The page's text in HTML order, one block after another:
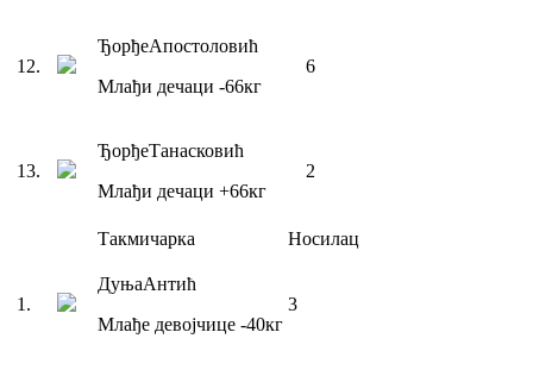
12.
ЂорђеАпостоловић
Млађи дечаци -66кг
6
13.
ЂорђеТанасковић
Млађи дечаци +66кг
2
Такмичарка Носилац
1 .
ДуњаАнтић
Млађе девојчице -40кг
3